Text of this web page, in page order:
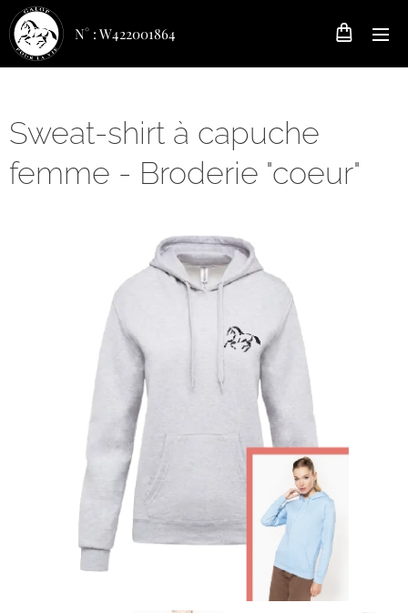
N° : W422001864
Sweat-shirt à capuche
femme - Broderie "coeur"